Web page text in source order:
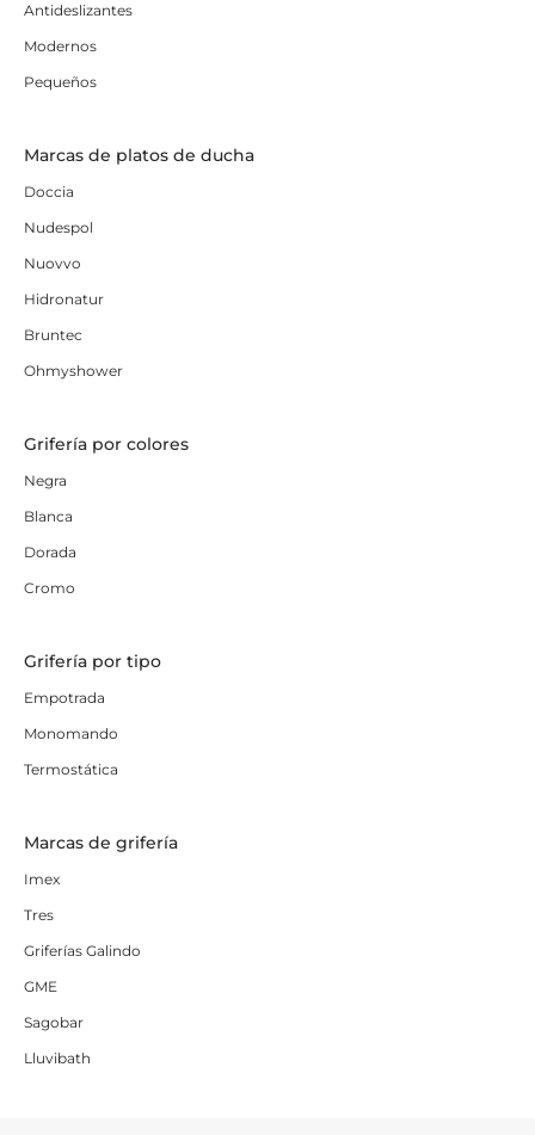
Antideslizantes
Modernos
Pequeños
Marcas de platos de ducha
Doccia
Nudespol
Nuovvo
Hidronatur
Bruntec
Ohmyshower
Grifería por colores
Negra
Blanca
Dorada
Cromo
Grifería por tipo
Empotrada
Monomando
Termostática
Marcas de grifería
Imex
Tres
Griferías Galindo
GME
Sagobar
Lluvibath